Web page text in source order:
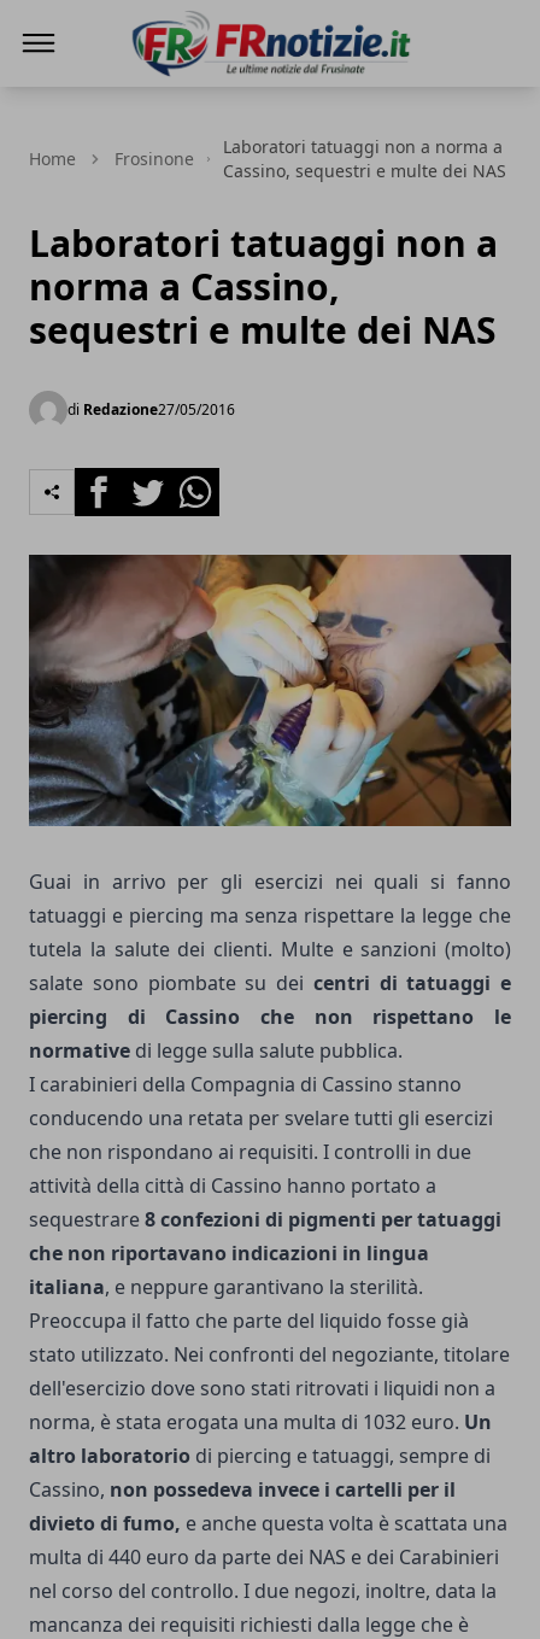
Home Frosinone
Laboratori tatuaggi non a norma a
Cassino, sequestri e multe dei NAS
Laboratori tatuaggi non a
norma a Cassino,
sequestri e multe dei NAS
di Redazione27/05/2016
FacebookTwitterWhatsapp
Guai in arrivo per gli esercizi nei quali si fanno
tatuaggi e piercing ma senza rispettare la legge che
tutela la salute dei clienti. Multe e sanzioni (molto)
salate sono piombate su dei centri di tatuaggi e
piercing di Cassino che non rispettano le
normative di legge sulla salute pubblica.
I carabinieri della Compagnia di Cassino stanno
conducendo una retata per svelare tutti gli esercizi
che non rispondano ai requisiti. I controlli in due
attività della città di Cassino hanno portato a
sequestrare8 confezioni di pigmenti per tatuaggi
che non riportavano indicazioni in lingua
italiana, e neppure garantivano la sterilità.
Preoccupa il fatto che parte del liquido fosse già
stato utilizzato. Nei confronti del negoziante, titolare
dell'esercizio dove sono stati ritrovati i liquidi non a
norma, è stata erogata una multa di 1032 euro. Un
altro laboratorio di piercing e tatuaggi, sempre di
Cassino, non possedeva invece i cartelli per il
divieto di fumo, e anche questa volta è scattata una
multa di 440 euro da parte dei NAS e dei Carabinieri
nel corso del controllo. I due negozi, inoltre, data la
mancanza dei requisiti richiesti dalla legge che è